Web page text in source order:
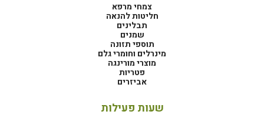
צמחי מרפא
חליטות להנאה
תבלינים
שמנים
תוספי תזונה
מינרלים וחומרי גלם
מוצרי מורינגה
פטריות
אביזרים
שעות פעילות